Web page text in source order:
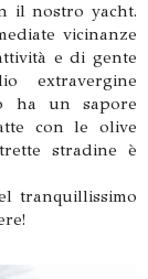
il nostro yacht.
vicinanze
e di gente
extravergine
ha un sapore
con le olive
stradine è
tranquillissimo